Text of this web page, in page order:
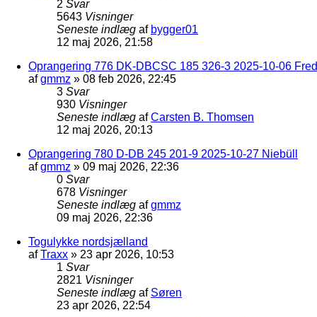
2 Svar
5643 Visninger
Seneste indlæg af bygger01
12 maj 2026, 21:58
Oprangering 776 DK-DBCSC 185 326-3 2025-10-06
afgmmz » 08 feb 2026, 22:45
3 Svar
930 Visninger
Seneste indlæg afCarsten B. Thomsen
12 maj 2026, 20:13
Oprangering 780 D-DB 245 201-9 2025-10-27 Niebüll
afgmmz » 09 maj 2026, 22:36
0 Svar
678 Visninger
Seneste indlæg afgmmz
09 maj 2026, 22:36
Togulykke nordsjælland
afTraxx » 23 apr 2026, 10:53
1 Svar
2821 Visninger
Seneste indlæg af Søren
23 apr 2026, 22:54